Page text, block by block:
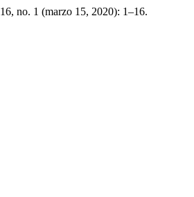
16, no. 1 (marzo 15, 2020): 1–16.